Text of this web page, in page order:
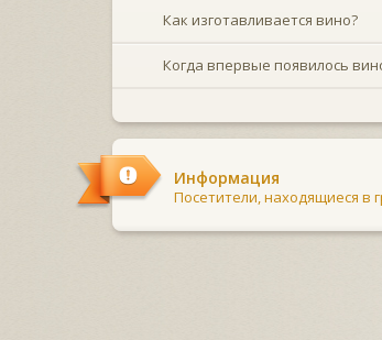
Как изготавливается вино?
Когда впервые появилось
Информация
Посетители, находящиеся в